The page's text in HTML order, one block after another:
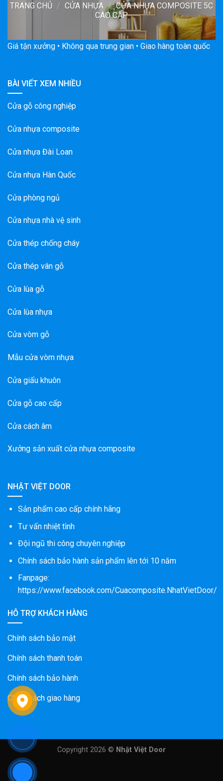
TRANG CHỦ / CỬA NHỰA / CỬA NHỰA COMPOSITE 5C
CAO CẤP
Giá tận xưởng • Không qua trung gian • Giao hàng toàn quốc
BÀI VIẾT XEM NHIỀU
Cửa gỗ công nghiệp
Cửa nhựa composite
Cửa nhựa Đài Loan
Cửa nhựa Hàn Quốc
Cửa phòng ngủ
Cửa nhựa nhà vệ sinh
Cửa thép chống cháy
Cửa thép vân gỗ
Cửa lùa gỗ
Cửa lùa nhựa
Cửa vòm gỗ
Mẫu cửa vòm nhựa
Cửa giấu khuôn
Cửa gỗ cao cấp
Cửa cách âm
Xưởng sản xuất cửa nhựa composite
NHẬT VIỆT DOOR
Sản phẩm cao cấp chính hãng
Tư vấn nhiệt tình
Đội ngũ thi công chuyên nghiệp
Chính sách bảo hành sản phẩm lên tới 10 năm
Fanpage:
https://www.facebook.com/Cuacomposite.NhatVietDoor/
HỖ TRỢ KHÁCH HÀNG
Chính sách bảo mật
Chính sách thanh toán
Chính sách bảo hành
Chính sách giao hàng
Copyright 2026 © Nhật Việt Door